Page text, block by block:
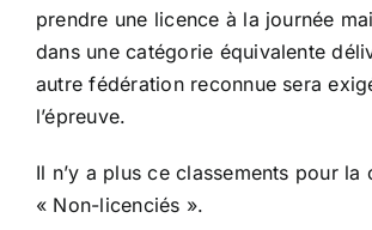
prendre une licence à la journée
dans une catégorie équivalente
autre fédération reconnue sera
l’épreuve.
Il n’y a plus ce classements pour la
« Non-licenciés ».